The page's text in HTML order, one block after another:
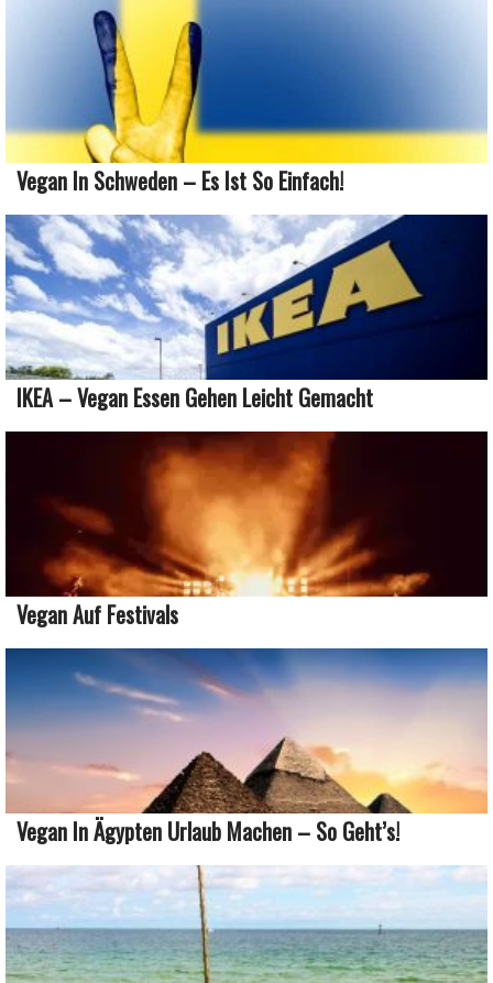
Vegan In Schweden – Es Ist So Einfach!
IKEA – Vegan Essen Gehen Leicht Gemacht
Vegan Auf Festivals
Vegan In Ägypten Urlaub Machen – So Geht’s!